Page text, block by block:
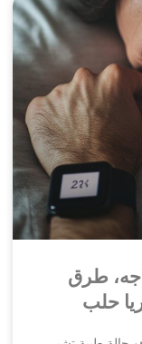
طرق
حلب